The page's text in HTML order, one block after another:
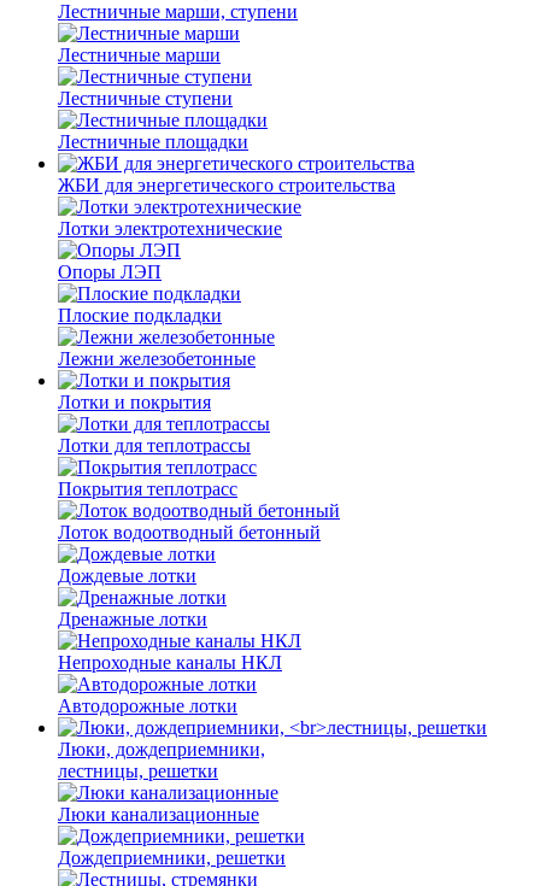
Лестничные марши, ступени
Лестничные марши
Лестничные ступени
Лестничные площадки
ЖБИ для энергетического строительства
Лотки электротехнические
Опоры ЛЭП
Плоские подкладки
Лежни железобетонные
Лотки и покрытия
Лотки для теплотрассы
Покрытия теплотрасс
Лоток водоотводный бетонный
Дождевые лотки
Дренажные лотки
Непроходные каналы НКЛ
Автодорожные лотки
Люки, дождеприемники,
лестницы, решетки
Люки канализационные
Дождеприемники, решетки